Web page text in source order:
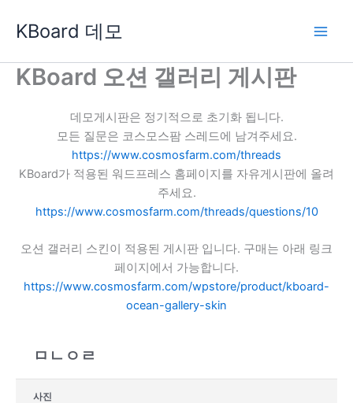
로
KBoard 데모
KBoard 오션 갤러리 게시판
데모게시판은 정기적으로 초기화 됩니다.
모든 질문은 코스모스팜 스레드에 남겨주세요.
https://www.cosmosfarm.com/threads
KBoard가 적용된 워드프레스 홈페이지를 자유게시판에 올려
주세요.
https://www.cosmosfarm.com/threads/questions/10
오션 갤러리 스킨이 적용된 게시판 입니다. 구매는 아래 링크
페이지에서 가능합니다.
https://www.cosmosfarm.com/wpstore/product/kboard-
ocean-gallery-skin
ㅁㄴㅇㄹ
사진